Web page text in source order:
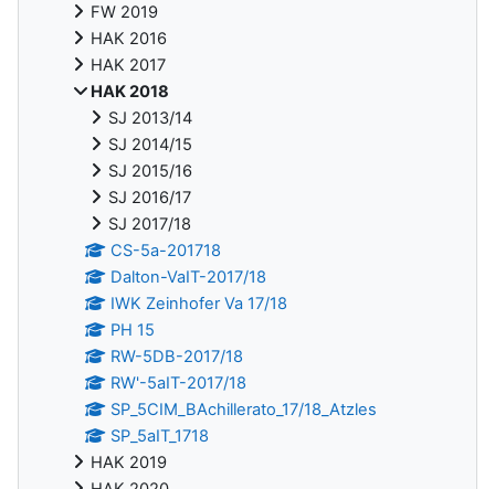
FW 2019
HAK 2016
HAK 2017
HAK 2018
SJ 2013/14
SJ 2014/15
SJ 2015/16
SJ 2016/17
SJ 2017/18
CS-5a-201718
Dalton-VaIT-2017/18
IWK Zeinhofer Va 17/18
PH 15
RW-5DB-2017/18
RW'-5aIT-2017/18
SP_5CIM_BAchillerato_17/18_Atzles
SP_5aIT_1718
HAK 2019